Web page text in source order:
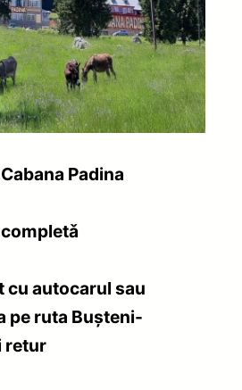
Padina
cu autocarul sau
pe ruta Buşteni-
retur